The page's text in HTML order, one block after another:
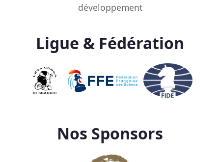
développement
Ligue & Fédération
Nos Sponsors